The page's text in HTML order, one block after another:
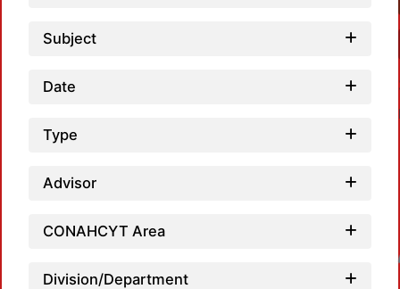
Subject
Date
Type
Advisor
CONAHCYT Area
Division/Department